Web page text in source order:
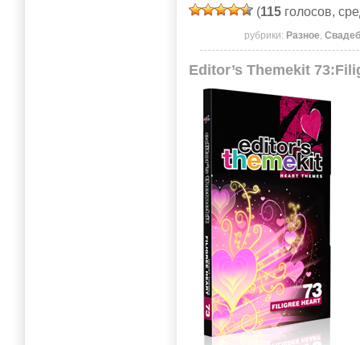
(115 голосов,
рубрики: Разное,
Editor’s Themekit